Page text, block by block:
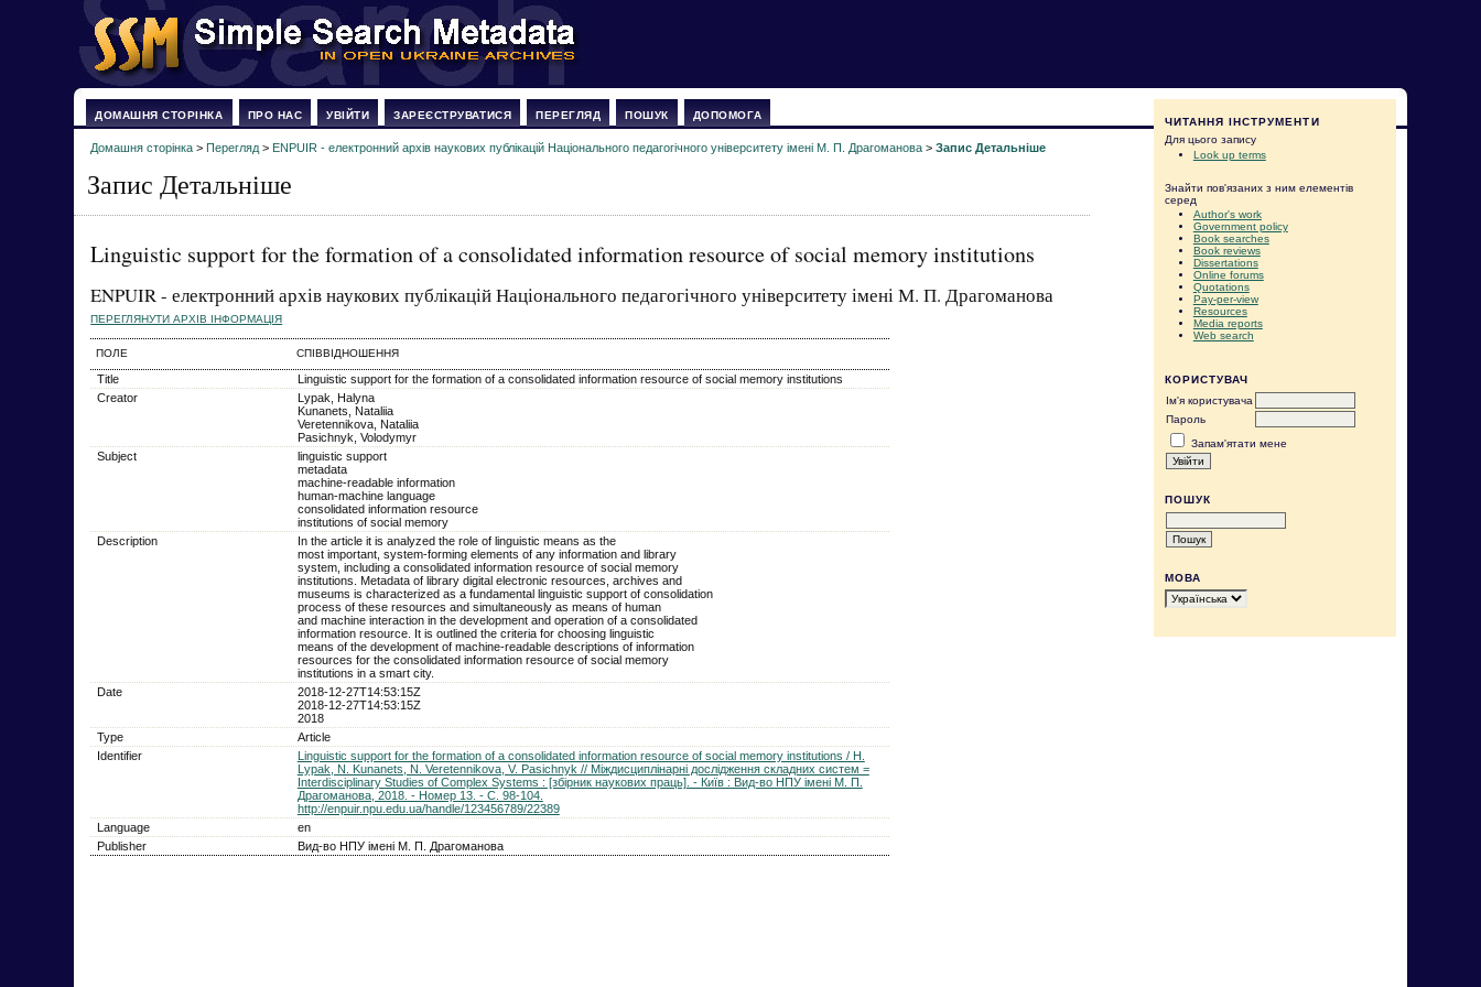
ЧИТАННЯ ІНСТРУМЕНТИ
Для цього запису
Look up terms
Знайти пов'язаних з ним елементів
серед
Author's work
Government policy
Book searches
Book reviews
Dissertations
Online forums
Quotations
Pay-per-view
Resources
Media reports
Web search
КОРИСТУВАЧ
Ім'я користувача
Пароль
Запам'ятати мене
ПОШУК
МОВА
ДОМАШНЯ СТОРІНКА ПРО НАС УВІЙТИ ЗАРЕЄСТРУВАТИСЯ ПЕРЕГЛЯД ПОШУК ДОПОМОГА
Домашня сторінка >Перегляд > ENPUIR - електронний архів наукових публікацій Національного педагогічного університету імені М. П. Драгоманова >Запис Детальніше
Запис Детальніше
Linguistic support for the formation of a consolidated information resource of social memory institutions
ENPUIR - електронний архів наукових публікацій Національного педагогічного університету імені М. П. Драгоманова
ПЕРЕГЛЯНУТИ АРХІВ ІНФОРМАЦІЯ
ПОЛЕ СПІВВІДНОШЕННЯ
Title
Linguistic support for the formation of a consolidated information resource of social memory institutions
Creator
Lypak, Halyna
Kunanets, Nataliia
Veretennikova, Nataliia
Pasichnyk, Volodymyr
Subject
linguistic support
metadata
machine-readable information
human-machine language
consolidated information resource
institutions of social memory
Description
In the article it is analyzed the role of linguistic means as the
most important, system-forming elements of any information and library
system, including a consolidated information resource of social memory
institutions. Metadata of library digital electronic resources, archives and
museums is characterized as a fundamental linguistic support of consolidation
process of these resources and simultaneously as means of human
and machine interaction in the development and operation of a consolidated
information resource. It is outlined the criteria for choosing linguistic
means of the development of machine-readable descriptions of information
resources for the consolidated information resource of social memory
institutions in a smart city.
Date
2018-12-27T14:53:15Z
2018-12-27T14:53:15Z
2018
Type
Article
Identifier
Linguistic support for the formation of a consolidated information resource of social memory institutions / H.
Lypak, N. Kunanets, N. Veretennikova, V. Pasichnyk // Мiждисциплiнарнi дослiдження складних систем =
Interdisciplinary Studies of Complex Systems : [збірник наукових праць]. - Київ : Вид-во НПУ iменi М. П.
Драгоманова, 2018. - Номер 13. - C. 98-104.
http://enpuir.npu.edu.ua/handle/123456789/22389
Language
en
Publisher
Вид-во НПУ імені М. П. Драгоманова